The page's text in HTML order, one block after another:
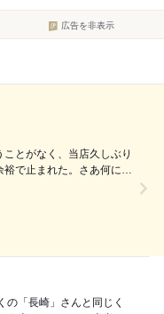
広告を非表示
とがなく、当店久しぶり
で止まれた。さあ何にし
たものだが深みや複雑さ